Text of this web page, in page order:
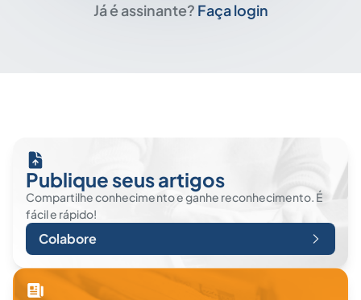
Já é assinante? Faça login
Publique seus artigos
Compartilhe conhecimento e ganhe reconhecimento. É
fácil e rápido!
Colabore